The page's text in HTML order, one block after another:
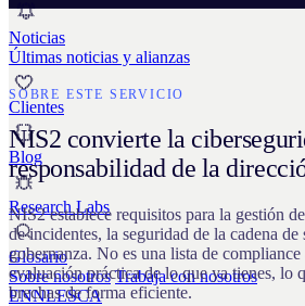
Noticias
Últimas noticias y alianzas
Clientes
Blog
Research Labs
Glosario
Sobre nosotros Trabaja con nosotros
ENNLESCA
SOBRE ESTE SERVICIO
NIS2 convierte la
responsabilidad de la
NIS2 establece requisitos para la gestión
de incidentes, la seguridad de la cadena
gobernanza. No es una lista de compliance
evaluación práctica de lo que ya tienes, lo
brechas de forma eficiente.